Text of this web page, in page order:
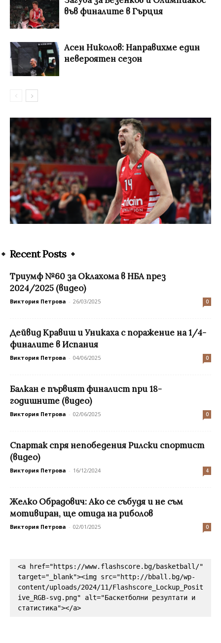
във финалите в Гърция
Асен Николов: Направихме един
невероятен сезон
Recent Posts
Триумф №60 за Оклахома в НБА през
2024/2025 (видео)
Виктория Петрова - 26/03/2025 0
Дейвид Кравиш и Уникаха с поражение на 1/4-
финалите в Испания
Виктория Петрова - 04/06/2025 0
Балкан е първият финалист при 18-
годишните (видео)
Виктория Петрова - 02/06/2025 0
Спартак спря непобедения Рилски спортист
(видео)
Виктория Петрова - 16/12/2024 4
Желко Обрадович: Ако се събудя и не съм
мотивиран, ще отида на риболов
Виктория Петрова - 02/01/2025 0
<a href="https://www.flashscore.bg/basketball/"
target="_blank"><img src="http://bball.bg/wp-
content/uploads/2024/11/Flashscore_Lockup_Posit
ive_RGB-svg.png" alt="Баскетболни резултати и
статистика"></a>